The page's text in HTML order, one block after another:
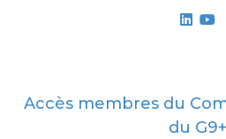
Accès membres du
du G9+